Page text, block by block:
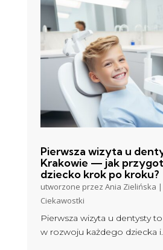
Pierwsza wizyta u
Krakowie — jak
dziecko krok po kroku?
utworzone przezAnia Zielińska |
Ciekawostki
Pierwsza wizyta u dentysty
w rozwoju każdego dziecka